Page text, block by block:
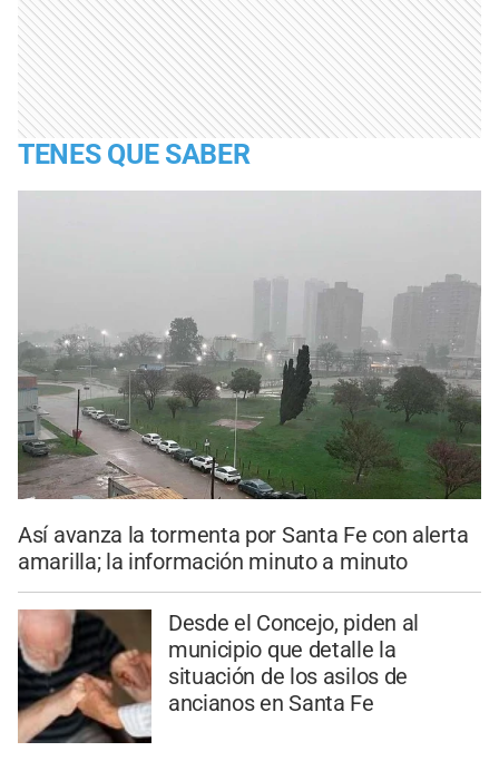
TENES QUE SABER
Así avanza la tormenta por Santa Fe con alerta
amarilla; la información minuto a minuto
Desde el Concejo, piden al
municipio que detalle la
situación de los asilos de
ancianos en Santa Fe